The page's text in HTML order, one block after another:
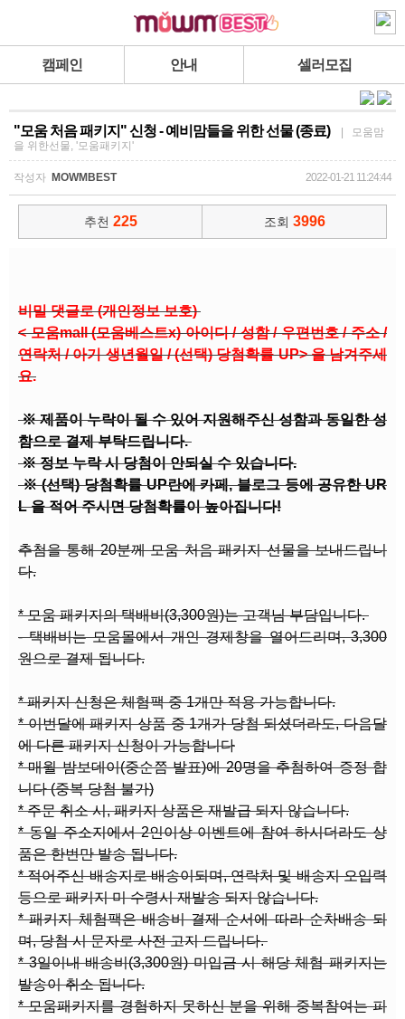
캠페인 안내 셀러모집
"모움 처음 패키지" 신청 - 예비맘들을 위한 선물 (종료)
| 모움맘
을 위한선물, '모움패키지'
작성자 MOWMBEST 2022-01-21 11:24:44
추천 225 조회 3996
비밀 댓글로 (개인정보 보호)
< 모움mall (모움베스트x) 아이디 / 성함 / 우편번호 / 주소 /
연락처 / 아기 생년월일 / (선택) 당첨확률 UP> 을 남겨주세
요.
※ 제품이 누락이 될 수 있어 지원해주신 성함과 동일한 성
함으로 결제 부탁드립니다.
※ 정보 누락 시 당첨이 안되실 수 있습니다.
※ (선택) 당첨확률 UP란에 카페, 블로그 등에 공유한 UR
L 을 적어 주시면 당첨확률이 높아집니다!
추첨을 통해 20분께 모움 처음 패키지 선물을 보내드립니
다.
* 모움 패키지의 택배비(3,300원)는 고객님 부담입니다.
- 택배비는 모움몰에서 개인 경제창을 열어드리며, 3,300
원으로 결제 됩니다.
* 패키지 신청은 체험팩 중 1개만 적용 가능합니다.
* 이번달에 패키지 상품 중 1개가 당첨 되셨더라도, 다음달
에 다른 패키지 신청이 가능합니다
* 매월 밤보데이(중순쯤 발표)에 20명을 추첨하여 증정 합
니다 (중복 당첨 불가)
* 주문 취소 시, 패키지 상품은 재발급 되지 않습니다.
* 동일 주소지에서 2인이상 이벤트에 참여 하시더라도 상
품은 한번만 발송 됩니다.
* 적어주신 배송지로 배송이되며, 연락처 및 배송지 오입력
등으로 패키지 미 수령시 재발송 되지 않습니다.
* 패키지 체험팩은 배송비 결제 순서에 따라 순차배송 되
며, 당첨 시 문자로 사전 고지 드립니다.
* 3일이내 배송비(3,300원) 미입금 시 해당 체험 패키지는
발송이 취소 됩니다.
* 모움패키지를 경험하지 못하신 분을 위해 중복참여는 피